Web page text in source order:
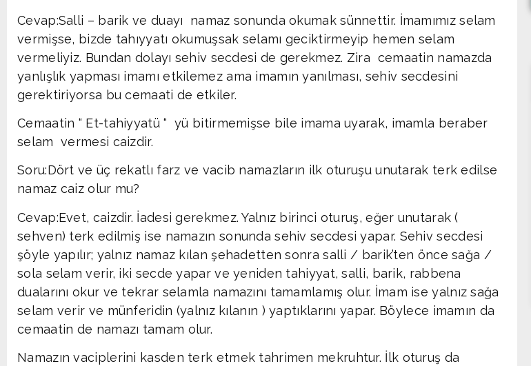
Cevap:Salli – barik ve duayı namaz sonunda okumak sünnettir. İmamımız selam
vermişse, bizde tahıyyatı okumuşsak selamı geciktirmeyip hemen selam
vermeliyiz. Bundan dolayı sehiv secdesi de gerekmez. Zira cemaatin namazda
yanlışlık yapması imamı etkilemez ama imamın yanılması, sehiv secdesini
gerektiriyorsa bu cemaati de etkiler.
Cemaatin “ Et-tahiyyatü “ yü bitirmemişse bile imama uyarak, imamla beraber
selam vermesi caizdir.
Soru:Dört ve üç rekatlı farz ve vacib namazların ilk oturuşu unutarak terk edilse
namaz caiz olur mu?
Cevap:Evet, caizdir. İadesi gerekmez. Yalnız birinci oturuş, eğer unutarak (
sehven) terk edilmiş ise namazın sonunda sehiv secdesi yapar. Sehiv secdesi
şöyle yapılır; yalnız namaz kılan şehadetten sonra salli / barik’ten önce sağa /
sola selam verir, iki secde yapar ve yeniden tahiyyat, salli, barik, rabbena
dualarını okur ve tekrar selamla namazını tamamlamış olur. İmam ise yalnız sağa
selam verir ve münferidin (yalnız kılanın ) yaptıklarını yapar. Böylece imamın da
cemaatin de namazı tamam olur.
Namazın vaciplerini kasden terk etmek tahrimen mekruhtur. İlk oturuş da